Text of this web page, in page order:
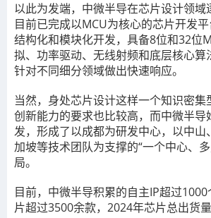
以此为发端，中微半导在芯片设计领域
目前已完成以MCU为核心的芯片开发
结构化和模块化开发，具备8位和32位
拟、功率驱动、无线射频和底层核心算
针对不同细分领域做出快速响应。
当然，身处芯片设计这样一个知识密集
创新能力的要求也比较高，而中微半导
发，形成了以成都为研发中心，以中山
加坡等技术团队为支撑的“一个中心、
局。
目前，中微半导积累的自主IP超过
片超过3500余款，2024年芯片总出货量